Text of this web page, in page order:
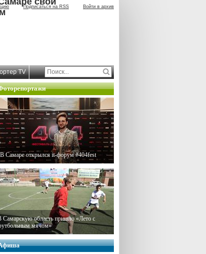
Подписаться на RSS Войти в архив
TV
В Самаре открылся it-форум #404fest
Самарскую область пришло «Лето с
мячом»